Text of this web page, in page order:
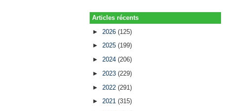
Articles récents
► 2026(125)
►2025(199)
►2024(206)
► 2023(229)
► 2022(291)
►2021(315)